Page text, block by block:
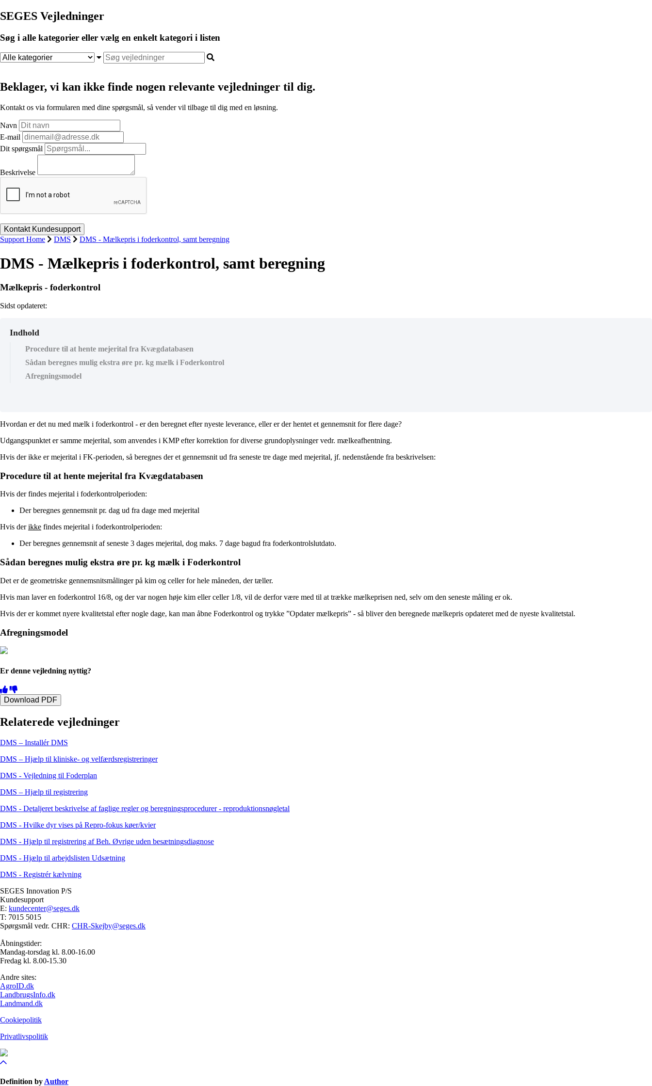
SEGES Vejledninger
Søg i alle kategorier eller vælg en enkelt kategori i listen
Beklager, vi kan ikke finde nogen relevante vejledninger til dig.
Kontakt os via formularen med dine spørgsmål, så vender vil tilbage til dig med en løsning.
Navn
E-mail
Dit spørgsmål
Beskrivelse
Support Home DMS DMS - Mælkepris i foderkontrol, samt beregning
DMS - Mælkepris i foderkontrol, samt beregning
Mælkepris - foderkontrol
Sidst opdateret:
Indhold
Procedure til at hente mejerital fra Kvægdatabasen
Sådan beregnes mulig ekstra øre pr. kg mælk i Foderkontrol
Afregningsmodel
Hvordan er det nu med mælk i foderkontrol - er den beregnet efter nyeste leverance, eller er der hentet et gennemsnit for flere dage?
Udgangspunktet er samme mejerital, som anvendes i KMP efter korrektion for diverse grundoplysninger vedr. mælkeafhentning.
Hvis der ikke er mejerital i FK-perioden, så beregnes der et gennemsnit ud fra seneste tre dage med mejerital, jf. nedenstående fra beskrivelsen:
Procedure til at hente mejerital fra Kvægdatabasen
Hvis der findes mejerital i foderkontrolperioden:
Der beregnes gennemsnit pr. dag ud fra dage med mejerital
Hvis derikke findes mejerital i foderkontrolperioden:
Der beregnes gennemsnit af seneste 3 dages mejerital, dog maks. 7 dage bagud fra foderkontrolslutdato.
Sådan beregnes mulig ekstra øre pr. kg mælk i Foderkontrol
Det er de geometriske gennemsnitsmålinger på kim og celler for hele måneden, der tæller.
Hvis man laver en foderkontrol 16/8, og der var nogen høje kim eller celler 1/8, vil de derfor være med til at trække mælkeprisen ned, selv om den seneste måling er ok.
Hvis der er kommet nyere kvalitetstal efter nogle dage, kan man åbne Foderkontrol og trykke ”Opdater mælkepris” - så bliver den beregnede mælkepris opdateret med de nyeste kvalitetstal.
Afregningsmodel
Er denne vejledning nyttig?
Download PDF
Relaterede vejledninger
DMS – Installér DMS
DMS – Hjælp til kliniske- og velfærdsregistreringer
DMS - Vejledning til Foderplan
DMS – Hjælp til registrering
DMS - Detaljeret beskrivelse af faglige regler og beregningsprocedurer - reproduktionsnøgletal
DMS - Hvilke dyr vises på Repro-fokus køer/kvier
DMS - Hjælp til registrering af Beh. Øvrige uden besætningsdiagnose
DMS - Hjælp til arbejdslisten Udsætning
DMS - Registrér kælvning
SEGES Innovation P/S
Kundesupport
E: kundecenter@seges.dk
T: 7015 5015
Spørgsmål vedr. CHR: CHR-Skejby@seges.dk
Åbningstider:
Mandag-torsdag kl. 8.00-16.00
Fredag kl. 8.00-15.30
Andre sites:
AgroID.dk
LandbrugsInfo.dk
Landmand.dk
Cookiepolitik
Privatlivspolitik
Definition by Author